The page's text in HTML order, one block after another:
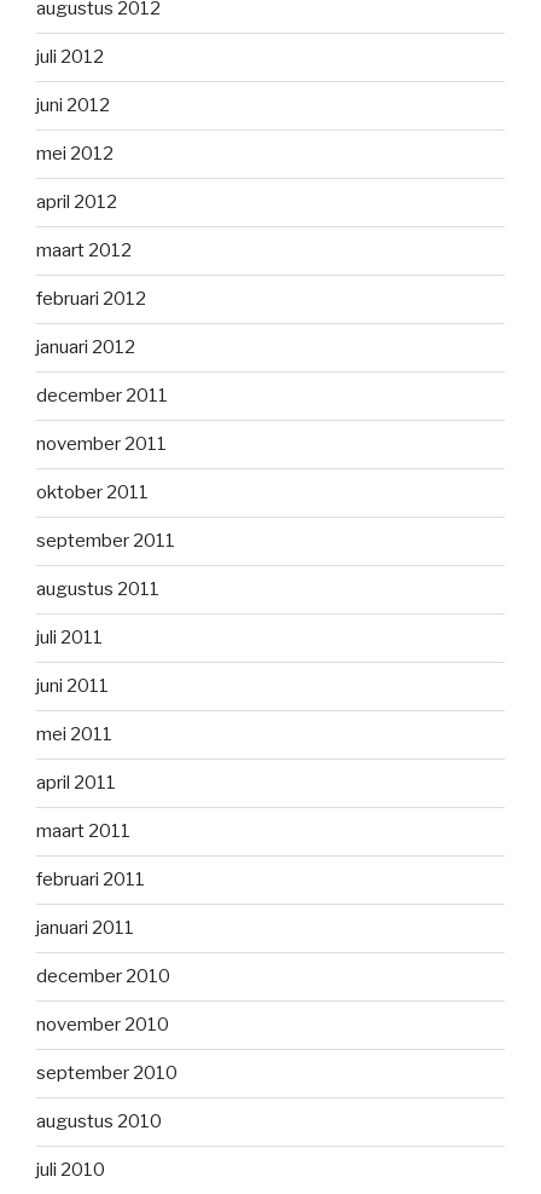
augustus 2012
juli 2012
juni 2012
mei 2012
april 2012
maart 2012
februari 2012
januari 2012
december 2011
november 2011
oktober 2011
september 2011
augustus 2011
juli 2011
juni 2011
mei 2011
april 2011
maart 2011
februari 2011
januari 2011
december 2010
november 2010
september 2010
augustus 2010
juli 2010